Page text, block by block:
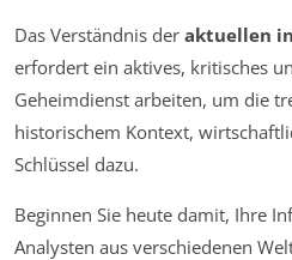
Das Verständnis der aktuellen
erfordert ein aktives, kritisches
Geheimdienst arbeiten, um die
historischem Kontext,
Schlüssel dazu.
Beginnen Sie heute damit, Ihre
Analysten aus verschiedenen